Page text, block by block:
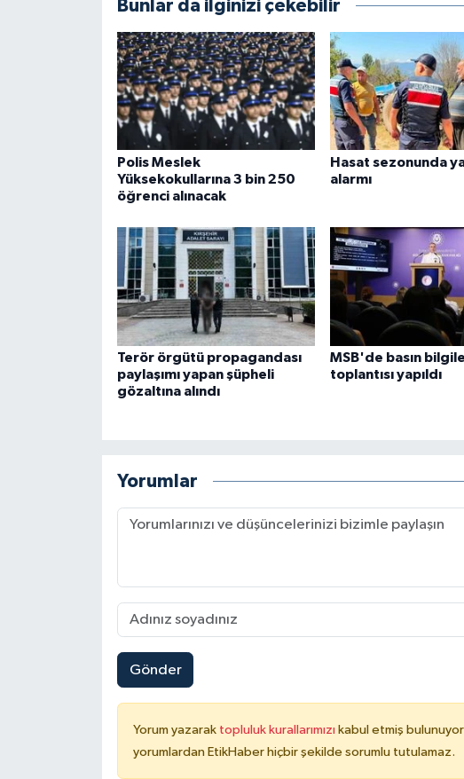
Bunlar da ilginizi çekebilir
Polis Meslek
Yüksekokullarına 3 bin 250
öğrenci alınacak
Hasat sezonunda
alarmı
Terör örgütü propagandası
paylaşımı yapan şüpheli
gözaltına alındı
MSB'de basın
toplantısı yapıldı
Yorumlar
Gönder
Yorum yazarak topluluk kurallarımızı kabul etmiş
yorumlardan EtikHaber hiçbir şekilde sorumlu tutulamaz.